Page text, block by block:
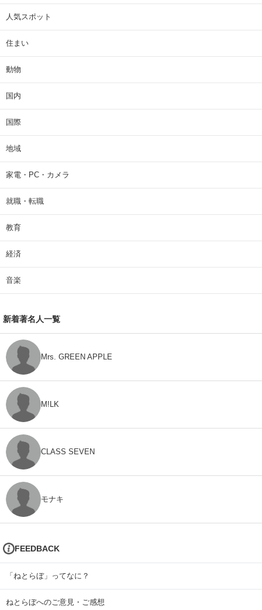
人気スポット
住まい
動物
国内
国際
地域
家電・PC・カメラ
就職・転職
教育
経済
音楽
新着著名人一覧
Mrs. GREEN APPLE
M!LK
CLASS SEVEN
モナキ
FEEDBACK
「ねとらぼ」ってなに？
ねとらぼへのご意見・ご感想